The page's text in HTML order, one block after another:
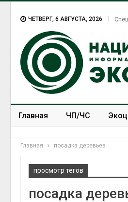
ЧЕТВЕРГ, 6 АВГУСТА, 2026
Главная ЧП/ЧС
Главная посадка деревьев
просмотр тегов
посадка